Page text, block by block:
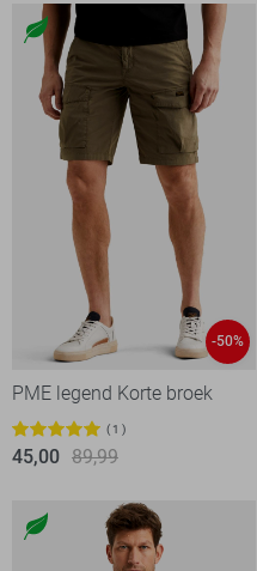
-50%
PME legend Korte broek
1
45,00 89,99